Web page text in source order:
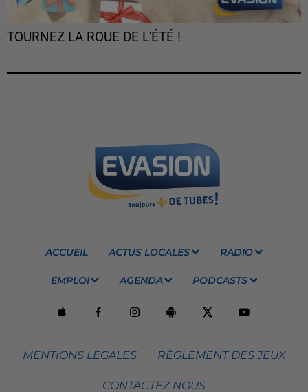
TOURNEZ LA ROUE DE L'ÉTÉ !
ACCUEIL ACTUS LOCALES RADIO
EMPLOI AGENDA PODCASTS
MENTIONS LEGALES RÈGLEMENT DES JEUX
CONTACTEZ NOUS